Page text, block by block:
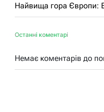
Найвища гора Європи:
Останні коментарі
Немає коментарів до